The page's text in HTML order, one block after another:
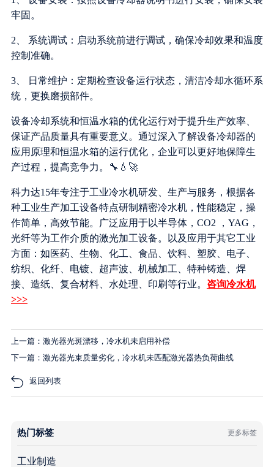
牢固。
2、 系统调试：启动系统前进行调试，确保冷却效果和温度
控制准确。
3、 日常维护：定期检查设备运行状态，清洁冷却水循环系
统，更换磨损部件。
设备冷却系统和恒温水箱的优化运行对于提升生产效率、
保证产品质量具有重要意义。通过深入了解设备冷却器的
应用原理和恒温水箱的运行优化，企业可以更好地保障生
产过程，提高竞争力。🔧💧🚀
科力达15年专注于工业冷水机研发、生产与服务，根据各
种工业生产加工设备特点研制精密冷水机，性能稳定，操
作简单，高效节能。广泛应用于以半导体，CO2 ，YAG，
光纤等为工作介质的激光加工设备。以及应用于其它工业
方面：如医药、生物、化工、食品、饮料、塑胶、电子、
纺织、化纤、电镀、超声波、机械加工、特种铸造、焊
接、造纸、复合材料、水处理、印刷等行业。 咨询冷水机
>>>
上一篇：激光器光斑漂移，冷水机未启用补偿
下一篇：激光器光束质量劣化，冷水机未匹配激光器热负荷曲线
返回列表
热门标签 更多标签
工业制造